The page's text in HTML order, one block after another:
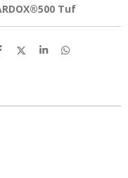
Tuf
T
n
T
n
T
n